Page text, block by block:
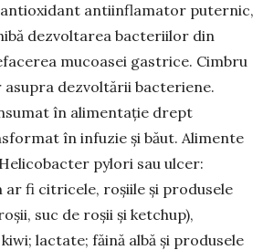
anti­inflamator puternic,
dez­vol­tarea bac­teriilor din
mucoasei gas­trice. Cimbru
dez­vol­­tării bacteriene.
în alimentație drept
în infuzie și băut. Alimente
pylori sau ulcer:
ar fi citricele, roșiile și produsele
suc de roșii și ketchup),
lactate; făină albă și produsele